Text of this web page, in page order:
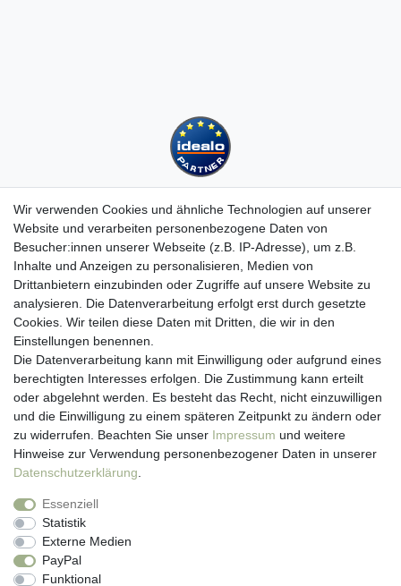
Kundenservice
Hotline: 07452 - 847 162 0
Kontakt
Anmelden
Registrieren
Newsletter
Versand & Lieferung
Zahlungsarten
viasalutis
Mehr zu viasalutis
Beratungscenter Haut
News
Beliebte Produkte (Top 20)
Wir verwenden Cookies und ähnliche Technologien auf unserer
Website und verarbeiten personenbezogene Daten von
Besucher:innen unserer Webseite (z.B. IP-Adresse), um z.B.
Inhalte und Anzeigen zu personalisieren, Medien von
Drittanbietern einzubinden oder Zugriffe auf unsere Website zu
analysieren. Die Datenverarbeitung erfolgt erst durch gesetzte
Cookies. Wir teilen diese Daten mit Dritten, die wir in den
Einstellungen benennen.
Die Datenverarbeitung kann mit Einwilligung oder aufgrund eines
berechtigten Interesses erfolgen. Die Zustimmung kann erteilt
oder abgelehnt werden. Es besteht das Recht, nicht einzuwilligen
und die Einwilligung zu einem späteren Zeitpunkt zu ändern oder
zu widerrufen. Beachten Sie unser Impressum und weitere
Hinweise zur Verwendung personenbezogener Daten in unserer
Daten­schutz­erklärung
Essenziell
Statistik
Externe Medien
PayPal
Funktional